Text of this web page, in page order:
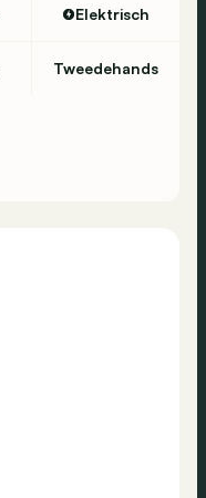
Elektrisch
Tweedehands